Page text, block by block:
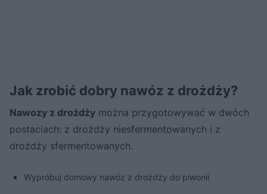
Jak zrobić dobry nawóz z drożdży?
Nawozy z drożdży można przygotowywać w dwóch
postaciach: z drożdży niesfermentowanych i z
drożdży sfermentowanych.
Wypróbuj domowy nawóz z drożdży do piwonii